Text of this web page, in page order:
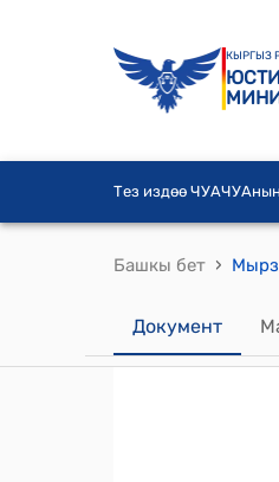
КЫРГЫЗ
Тез издөө ЧУАЧУАнын
Башкы бет ›
Документ